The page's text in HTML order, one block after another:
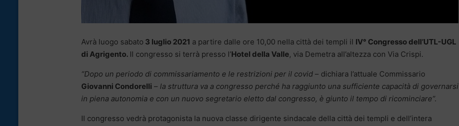
Avrà luogo sabato 3 luglio 2021 a partire dalle ore 10,00 nella città dei templi il IV° Congresso dell’UTL-UGL
di Agrigento. Il congresso si terrà presso l’Hotel della Valle, via Demetra all’altezza con Via Crispi.
“Dopo un periodo di commissariamento e le restrizioni per il covid – dichiara l’attuale Commissario
Giovanni Condorelli – la struttura va a congresso perché ha raggiunto una sufficiente capacità di governarsi
in piena autonomia e con un nuovo segretario eletto dal congresso, è giunto il tempo di ricominciare”.
Il congresso vedrà protagonista la nuova classe dirigente sindacale della città dei templi e dell’intera